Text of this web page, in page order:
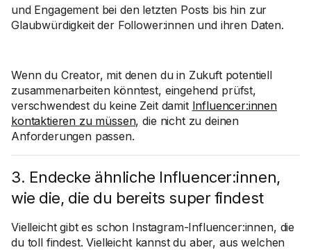
und Engagement bei den letzten Posts bis hin zur
Glaubwürdigkeit der Follower:innen und ihren Daten.
Wenn du Creator, mit denen du in Zukuft potentiell
zusammenarbeiten könntest, eingehend prüfst,
verschwendest du keine Zeit damit Influencer:innen
kontaktieren zu müssen, die nicht zu deinen
Anforderungen passen.
3. Endecke ähnliche Influencer:innen,
wie die, die du bereits super findest
Vielleicht gibt es schon Instagram-Influencer:innen, die
du toll findest. Vielleicht kannst du aber, aus welchen